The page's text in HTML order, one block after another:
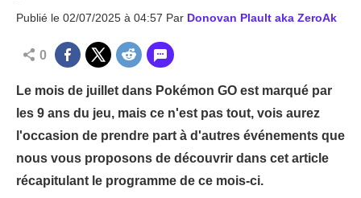
Publié le 02/07/2025 à 04:57 Par Donovan Plault aka ZeroAk
0
Le mois de juillet dans Pokémon GO est marqué par
les 9 ans du jeu, mais ce n'est pas tout, vois aurez
l'occasion de prendre part à d'autres événements que
nous vous proposons de découvrir dans cet article
récapitulant le programme de ce mois-ci.